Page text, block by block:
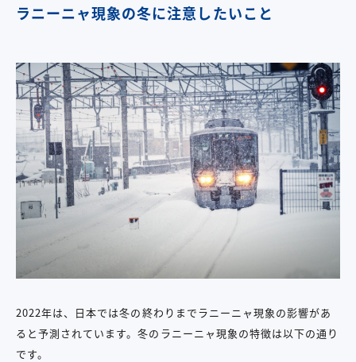
ラニーニャ現象の冬に注意したいこと
2022年は、日本では冬の終わりまでラニーニャ現象の影響があ
ると予測されています。冬のラニーニャ現象の特徴は以下の通り
です。